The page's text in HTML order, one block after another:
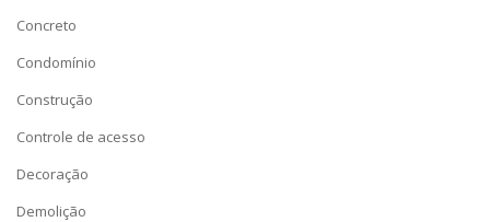
Concreto
Condomínio
Construção
Controle de acesso
Decoração
Demolição